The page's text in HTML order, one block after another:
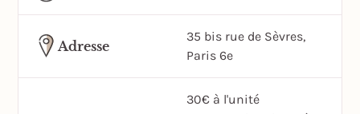
Adresse
35 bis rue de Sèvres,
Paris 6e
30€ à l'unité